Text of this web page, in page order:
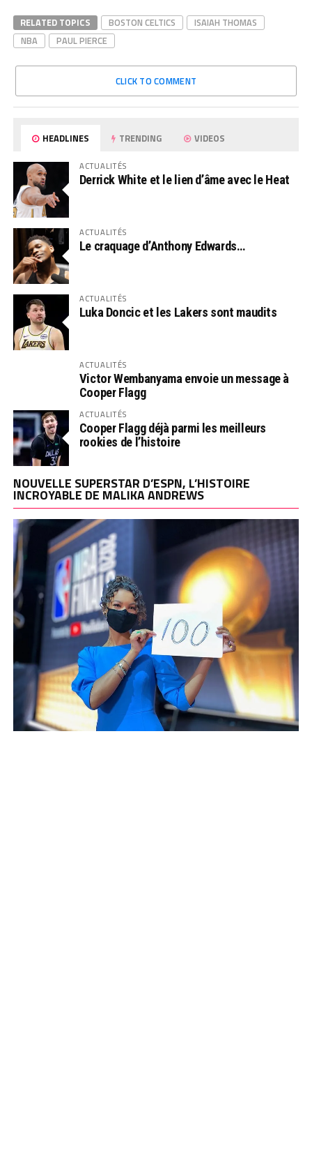
RELATED TOPICS BOSTON CELTICS
ISAIAH THOMAS
NBA
PAUL PIERCE
CLICK TO COMMENT
HEADLINES TRENDING VIDEOS
ACTUALITÉS
Derrick White et le lien d’âme avec le Heat
ACTUALITÉS
Le craquage d’Anthony Edwards…
ACTUALITÉS
Luka Doncic et les Lakers sont maudits
ACTUALITÉS
Victor Wembanyama envoie un message à
Cooper Flagg
ACTUALITÉS
Cooper Flagg déjà parmi les meilleurs
rookies de l’histoire
NOUVELLE SUPERSTAR D’ESPN, L’HISTOIRE
INCROYABLE DE MALIKA ANDREWS